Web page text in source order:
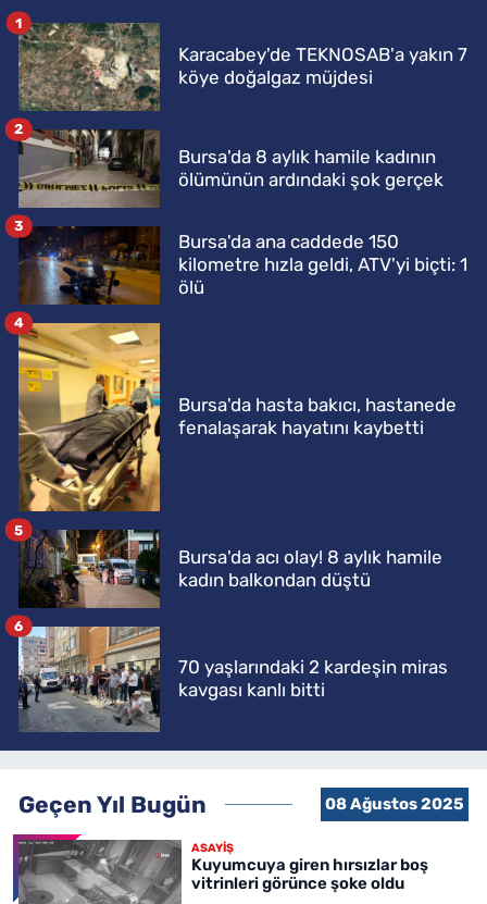
Karacabey'de TEKNOSAB'a yakın 7
köye doğalgaz müjdesi
1
Bursa'da 8 aylık hamile kadının
ölümünün ardındaki şok gerçek
2
Bursa'da ana caddede 150
kilometre hızla geldi, ATV'yi biçti: 1
ölü
3
Bursa'da hasta bakıcı, hastanede
fenalaşarak hayatını kaybetti
4
Bursa'da acı olay! 8 aylık hamile
kadın balkondan düştü
5
70 yaşlarındaki 2 kardeşin miras
kavgası kanlı bitti
6
Geçen Yıl Bugün 08 Ağustos 2025
ASAYİŞ
Kuyumcuya giren hırsızlar boş
vitrinleri görünce şoke oldu